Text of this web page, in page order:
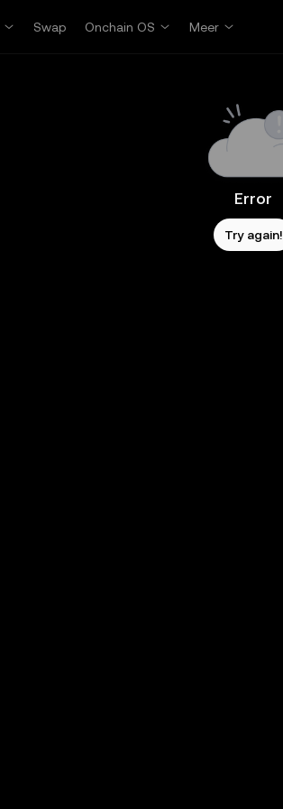
Swap Onchain OS Meer
Error
Try again!